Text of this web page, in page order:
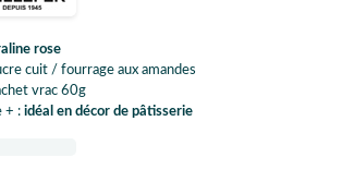
rose
cuit / fourrage aux amandes
vrac 60g
+ : idéal en décor de pâtisserie